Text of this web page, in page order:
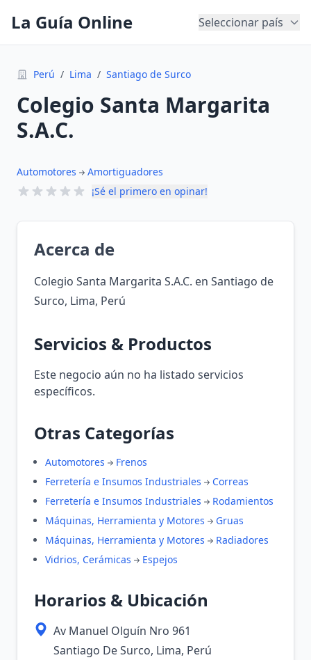
La Guía Online Seleccionar país
Perú / Lima / Santiago de Surco
Colegio Santa Margarita
S.A.C.
Automotores
Amortiguadores
¡Sé el primero en opinar!
Acerca de
Colegio Santa Margarita S.A.C. en Santiago de
Surco, Lima, Perú
Servicios & Productos
Este negocio aún no ha listado servicios
específicos.
Otras Categorías
Automotores
Frenos
Ferretería e Insumos Industriales
Correas
Ferretería e Insumos Industriales
Rodamientos
Máquinas, Herramienta y Motores
Gruas
Máquinas, Herramienta y Motores
Radiadores
Vidrios, Cerámicas
Espejos
Horarios & Ubicación
Av Manuel Olguín Nro 961
Santiago De Surco, Lima, Perú